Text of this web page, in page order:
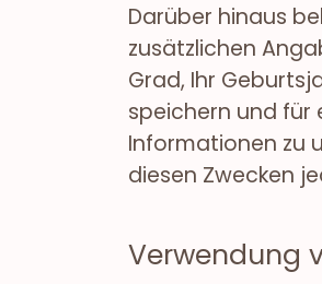
Darüber hinaus
zusätzlichen
Grad, Ihr
speichern und für
Informationen zu
diesen Zwecken
Verwendung